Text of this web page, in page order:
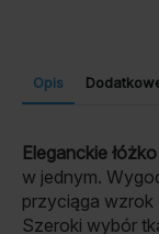
Opis
Eleganckie
w jednym.
przyciąga wzrok
Szeroki wybór